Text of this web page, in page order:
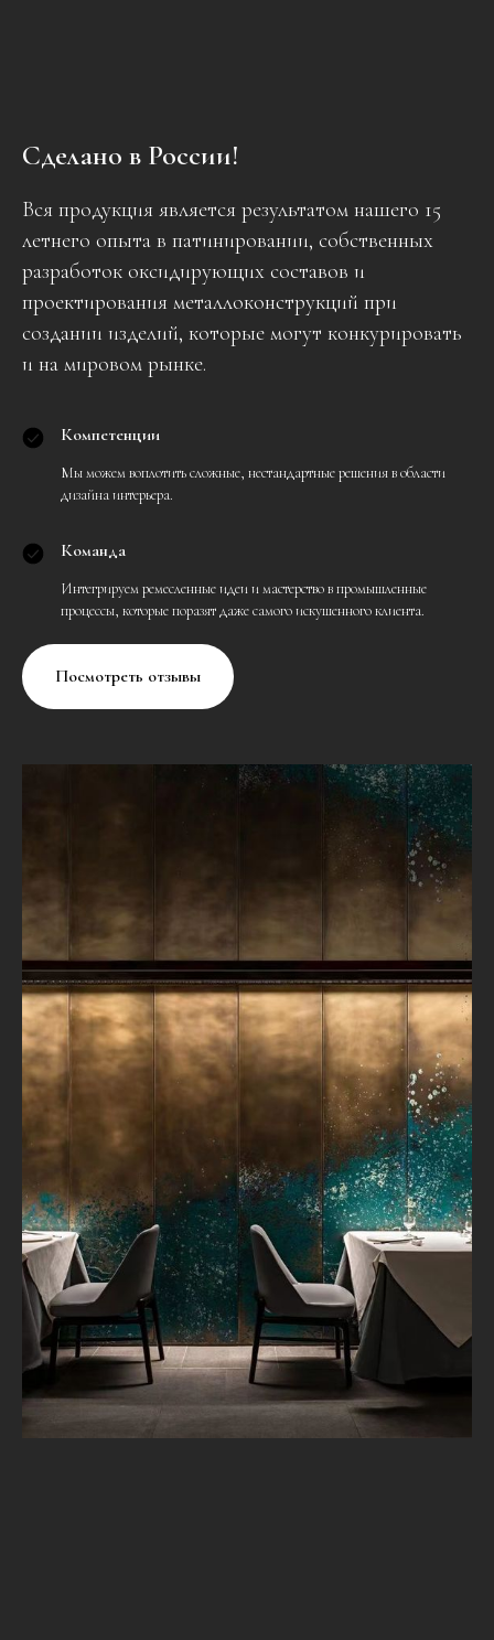
Сделано в России!
Вся продукция является результатом нашего 15
летнего опыта в патинировании, собственных
разработок оксидирующих составов и
проектирования металлоконструкций при
создании изделий, которые могут конкурировать
и на мировом рынке.
Компетенции
Мы можем воплотить сложные, нестандартные решения в области
дизайна интерьера.
Команда
Интегрируем ремесленные идеи и мастерство в промышленные
процессы, которые поразят даже самого искушенного клиента.
Посмотреть отзывы